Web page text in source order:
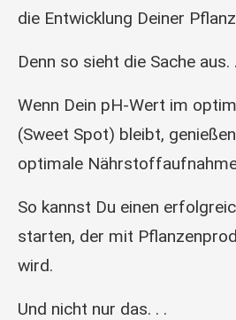
die Entwicklung Deiner
Denn so sieht die Sache aus.
Wenn Dein pH-Wert im
(Sweet Spot) bleibt,
optimale
So kannst Du einen
starten, der mit
wird.
Und nicht nur das. . .